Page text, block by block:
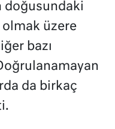
doğusundaki
üzere
bazı
da birkaç